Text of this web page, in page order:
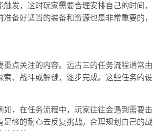
发，这时玩家需要合理安排自己的时间，
备好适当的装备和资源也是非常重要的，
点关注的内容。远古三的任务流程通常由
、战斗或解谜，逐步完成。这些任务的设
，在任务流程中，玩家往往会遇到需要击
够的耐心去反复挑战。合理规划自己的战